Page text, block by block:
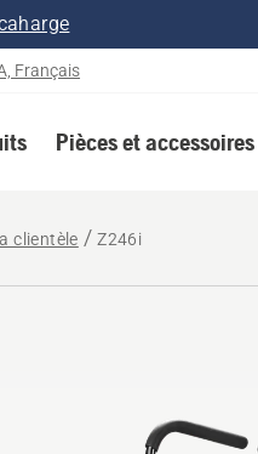
Français
Pièces et accessoires
clientèle Z246i